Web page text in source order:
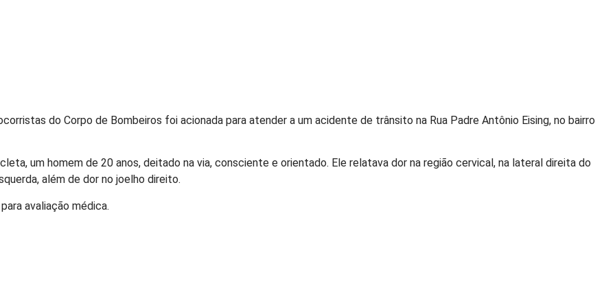
do Corpo de Bombeiros foi acionada para atender a um acidente de trânsito na Rua Padre Antônio Eising, no bairro
um homem de 20 anos, deitado na via, consciente e orientado. Ele relatava dor na região cervical, na lateral direita do
além de dor no joelho direito.
avaliação médica.